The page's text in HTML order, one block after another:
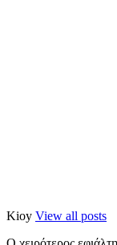
Kioy View all posts